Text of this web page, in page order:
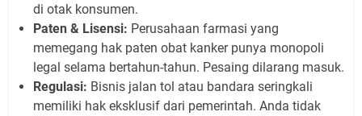
di otak konsumen.
Paten & Lisensi: Perusahaan farmasi yang
memegang hak paten obat kanker punya monopoli
legal selama bertahun-tahun. Pesaing dilarang masuk.
Regulasi: Bisnis jalan tol atau bandara seringkali
memiliki hak eksklusif dari pemerintah. Anda tidak